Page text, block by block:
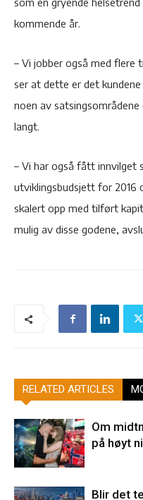
kommende år.
– Vi jobber også med flere
ser at dette er det
noen av satsingsområdene
langt.
– Vi har også fått innvilget
utviklingsbudsjett for 2016
skalert opp med tilført
mulig av disse godene,
RELATED ARTICLES
Om
på høyt
Blir det